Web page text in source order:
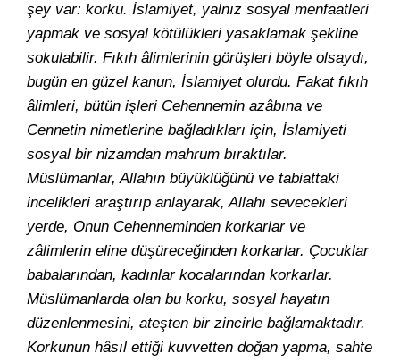
şey var: korku. İslamiyet, yalnız sosyal menfaatleri
yapmak ve sosyal kötülükleri yasaklamak şekline
sokulabilir. Fıkıh âlimlerinin görüşleri böyle olsaydı,
bugün en güzel kanun, İslamiyet olurdu. Fakat fıkıh
âlimleri, bütün işleri Cehennemin azâbına ve
Cennetin nimetlerine bağladıkları için, İslamiyeti
sosyal bir nizamdan mahrum bıraktılar.
Müslümanlar, Allahın büyüklüğünü ve tabiattaki
incelikleri araştırıp anlayarak, Allahı sevecekleri
yerde, Onun Cehenneminden korkarlar ve
zâlimlerin eline düşüreceğinden korkarlar. Çocuklar
babalarından, kadınlar kocalarından korkarlar.
Müslümanlarda olan bu korku, sosyal hayatın
düzenlenmesini, ateşten bir zincirle bağlamaktadır.
Korkunun hâsıl ettiği kuvvetten doğan yapma, sahte